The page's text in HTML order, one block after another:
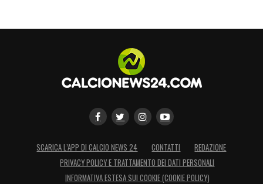
SCARICA L’APP DI CALCIO NEWS 24 CONTATTI
REDAZIONE
PRIVACY POLICY E TRATTAMENTO DEI DATI PERSONALI
INFORMATIVA ESTESA SUI COOKIE (COOKIE POLICY)